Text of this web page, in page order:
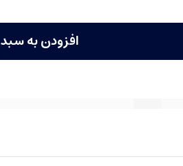
افزودن به سبد